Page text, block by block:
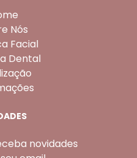
Nós
Facial
Dental
novidades